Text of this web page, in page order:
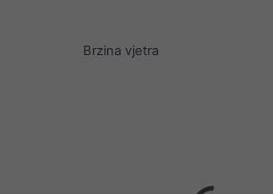
Brzina vjetra